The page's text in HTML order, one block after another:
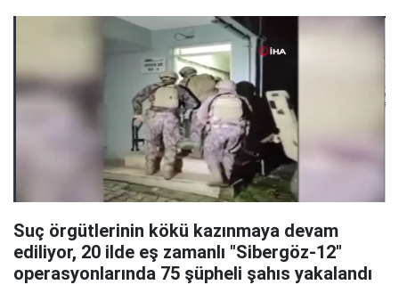
Suç örgütlerinin kökü kazınmaya devam
ediliyor, 20 ilde eş zamanlı "Sibergöz-12"
operasyonlarında 75 şüpheli şahıs yakalandı